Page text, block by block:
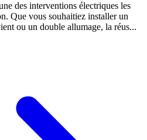
des interventions électriques les
Que vous souhaitiez installer un
ou un double allumage, la réus...